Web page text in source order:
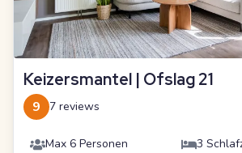
Keizersmantel | Ofslag 21
9 7 reviews
Max 6 Personen 3